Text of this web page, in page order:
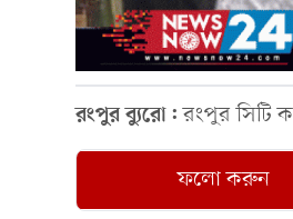
রংপুর ব্যুরো:রংপুর সিটি
ফলো করুন